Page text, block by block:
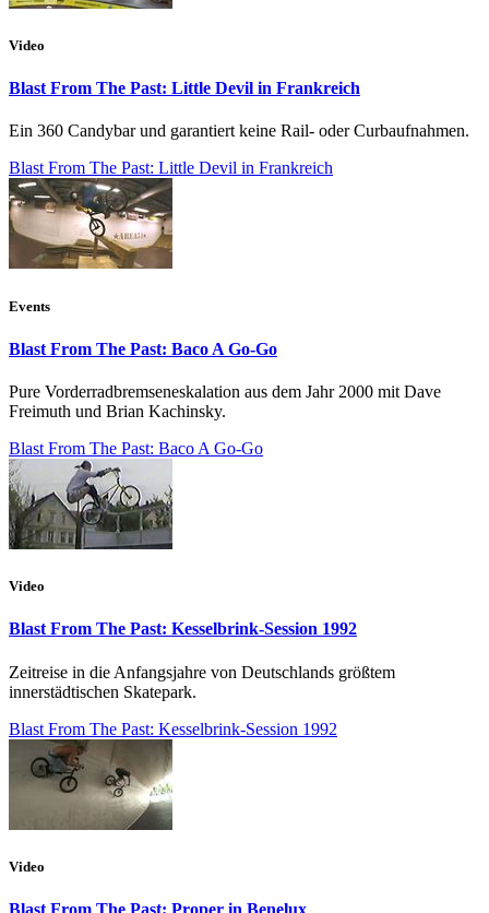
Video
Blast From The Past: Little Devil in Frankreich
Ein 360 Candybar und garantiert keine Rail- oder Curbaufnahmen.
Blast From The Past: Little Devil in Frankreich
Events
Blast From The Past: Baco A Go-Go
Pure Vorderradbremseneskalation aus dem Jahr 2000 mit Dave
Freimuth und Brian Kachinsky.
Blast From The Past: Baco A Go-Go
Video
Blast From The Past: Kesselbrink-Session 1992
Zeitreise in die Anfangsjahre von Deutschlands größtem
innerstädtischen Skatepark.
Blast From The Past: Kesselbrink-Session 1992
Video
Blast From The Past: Proper in Benelux